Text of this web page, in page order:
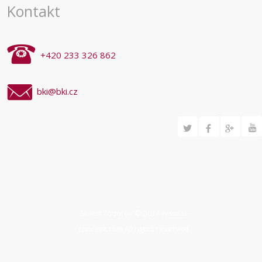
Kontakt
+420 233 326 862
bki@bki.cz